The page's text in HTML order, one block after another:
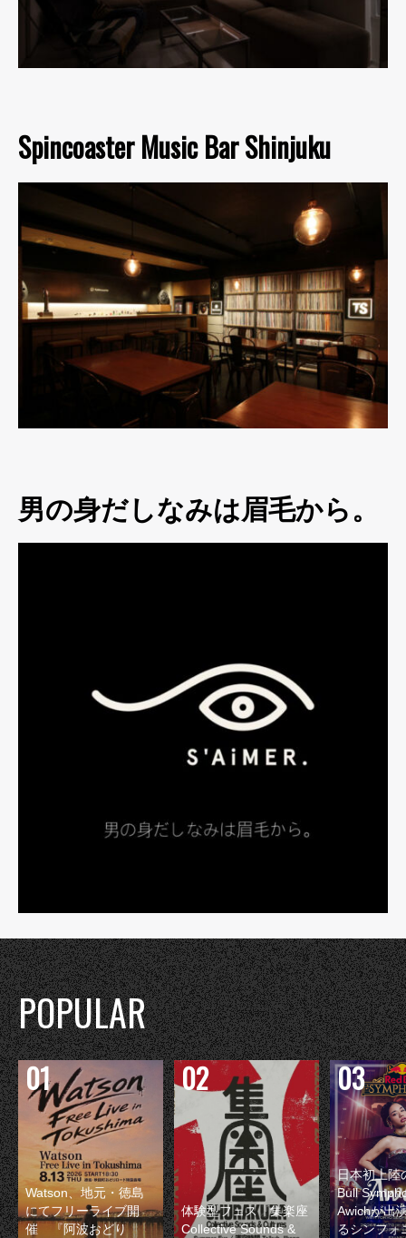
Spincoaster Music Bar Shinjuku
男の身だしなみは眉毛から。
POPULAR
Watson、地元・徳島
にてフリーライブ開
催 『阿波おどり
体験型フェス『集楽座
Collective Sounds &
日本初上陸
Bull
Awichが出
るシンフォ